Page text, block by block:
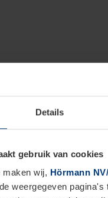
Details
gebruik van cookies
maken wij, Hörmann
weergegeven pagina's